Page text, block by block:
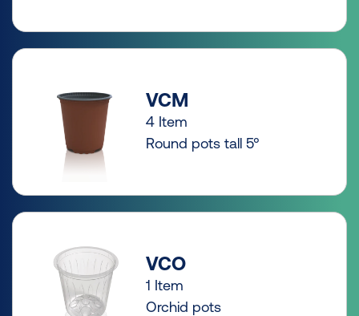
VCM
4 Item
Round pots tall 5°
VCO
1 Item
Orchid pots